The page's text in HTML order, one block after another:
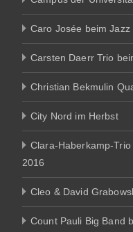
Caro Josée beim
Carsten Daerr Trio
Christian Bekmulin
City Nord im Herbst
Clara-Haberkamp-
2016
Cleo & David
Count Pauli Big Band